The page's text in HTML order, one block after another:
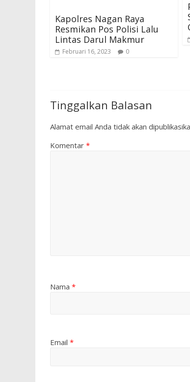
Kapolres Nagan Raya
Resmikan Pos Polisi Lalu
Lintas Darul Makmur
Februari 16, 2023 0
Tinggalkan Balasan
Alamat email Anda tidak akan
Komentar *
Nama *
Email *